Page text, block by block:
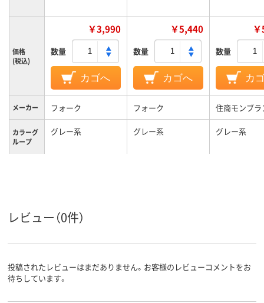
価格
(税込)
￥3,990
数量
カゴへ
￥5,440
数量
カゴへ
数量
カ
メーカー フォーク フォーク 住商モンブラ
カラーグ
ループ
グレー系 グレー系 グレー系
レビュー（0件）
投稿されたレビューはまだありません。お客様のレビューコメントをお
待ちしています。